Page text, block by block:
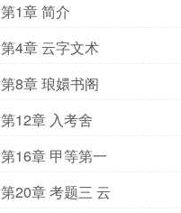
第1章 简介
第4章 云字文术
第8章 琅嬛书阁
第12章 入考舍
第16章 甲等第一
第20章 考题三 云